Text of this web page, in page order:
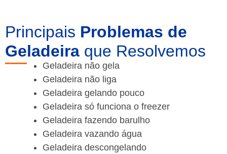
Principais Problemas de
Geladeira que Resolvemos
Geladeira não gela
Geladeira não liga
Geladeira gelando pouco
Geladeira só funciona o freezer
Geladeira fazendo barulho
Geladeira vazando água
Geladeira descongelando